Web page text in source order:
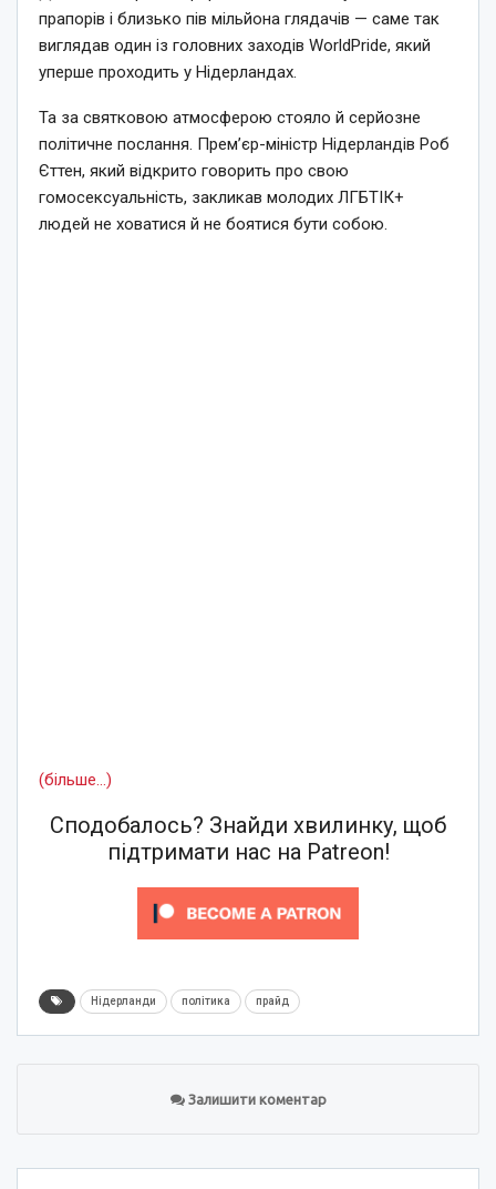
прапорів і близько пів мільйона глядачів — саме так
виглядав один із головних заходів WorldPride, який
уперше проходить у Нідерландах.
Та за святковою атмосферою стояло й серйозне
політичне послання. Прем’єр-міністр Нідерландів Роб
Єттен, який відкрито говорить про свою
гомосексуальність, закликав молодих ЛГБТІК+
людей не ховатися й не боятися бути собою.
(більше…)
Сподобалось? Знайди хвилинку, щоб
підтримати нас на Patreon!
Нідерланди політика прайд
Залишити коментар